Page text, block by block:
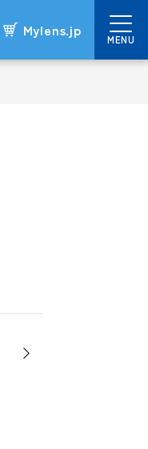
Mylens.jp
MENU
Mylens.jp
MENU